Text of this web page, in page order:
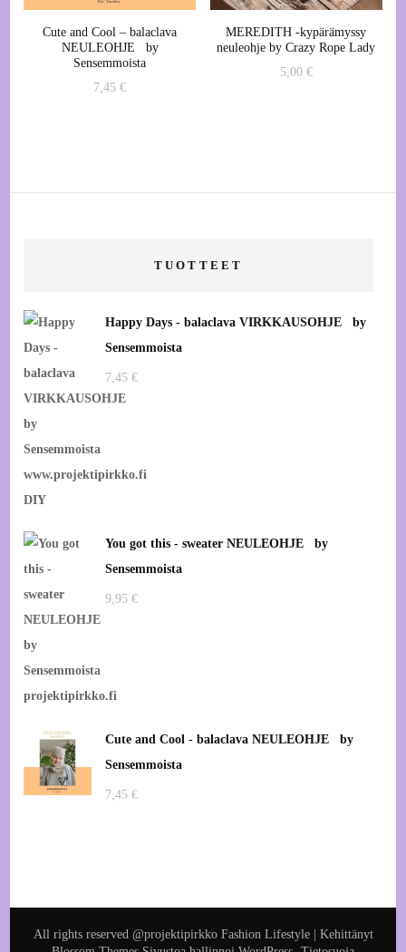
Cute and Cool – balaclava
NEULEOHJE by
Sensemmoista
7,45€
MEREDITH -kypärämyssy
neuleohje by Crazy Rope Lady
5,00 €
TUOTTEET
Happy Days - balaclava VIRKKAUSOHJE by
Sensemmoista
7,45€
You got this - sweater NEULEOHJE by
Sensemmoista
9,95€
Cute and Cool - balaclava NEULEOHJE by
Sensemmoista
7,45€
All rights reserved @projektipirkkoFashion Lifestyle | Kehittänyt